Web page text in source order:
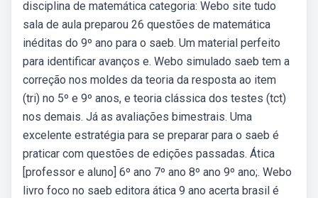
disciplina de matemática categoria: Webo site tudo
sala de aula preparou 26 questões de matemática
inéditas do 9º ano para o saeb. Um material perfeito
para identificar avanços e. Webo simulado saeb tem a
correção nos moldes da teoria da resposta ao item
(tri) no 5º e 9º anos, e teoria clássica dos testes (tct)
nos demais. Já as avaliações bimestrais. Uma
excelente estratégia para se preparar para o saeb é
praticar com questões de edições passadas. Ática
[professor e aluno] 6º ano 7º ano 8º ano 9º ano;. Webo
livro foco no saeb editora ática 9 ano acerta brasil é